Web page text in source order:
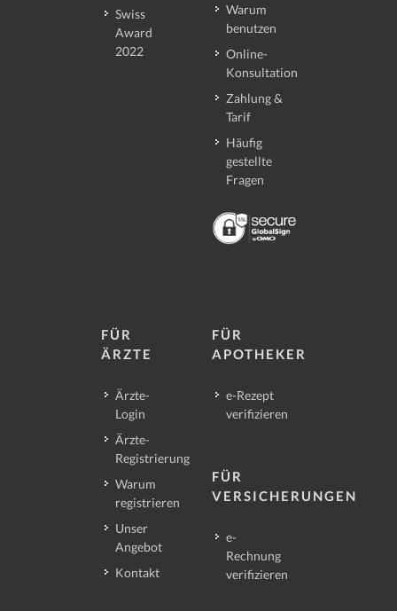
Swiss
Award
2022
Warum
benutzen
Online-
Konsultation
Zahlung &
Tarif
Häufig
gestellte
Fragen
FÜR
ÄRZTE
Ärzte-
Login
Ärzte-
Registrierung
Warum
registrieren
Unser
Angebot
Kontakt
FÜR
APOTHEKER
e-Rezept
verifizieren
FÜR
VERSICHERUNGEN
e-
Rechnung
verifizieren